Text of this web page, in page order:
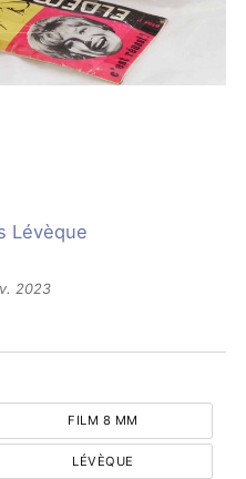
Lévèque
2023
FILM 8 MM
LÉVÈQUE